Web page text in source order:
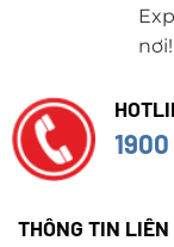
nơi!
THÔNG TIN LIÊN